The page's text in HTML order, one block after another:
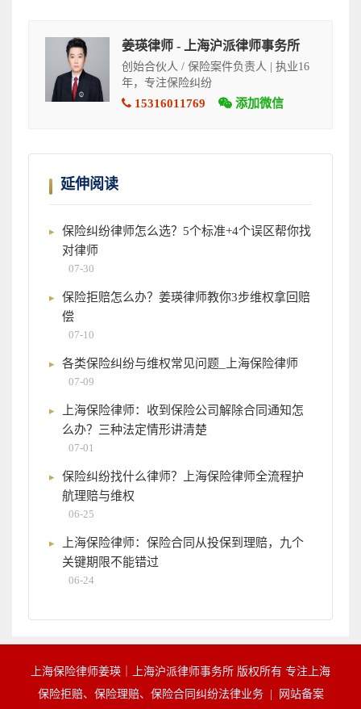
姜瑛律师 - 上海沪派律师事务所
创始合伙人 / 保险案件负责人 | 执业16
年，专注保险纠纷
15316011769 添加微信
延伸阅读
保险纠纷律师怎么选？5个标准+4个误区帮你找
对律师
07-30
保险拒赔怎么办？姜瑛律师教你3步维权拿回赔
偿
07-10
各类保险纠纷与维权常见问题_上海保险律师
07-09
上海保险律师：收到保险公司解除合同通知怎
么办？三种法定情形讲清楚
07-01
保险纠纷找什么律师？上海保险律师全流程护
航理赔与维权
06-25
上海保险律师：保险合同从投保到理赔，九个
关键期限不能错过
06-24
上海保险律师姜瑛｜上海沪派律师事务所 版权所有 专注上海
保险拒赔、保险理赔、保险合同纠纷法律业务 |
网站备案